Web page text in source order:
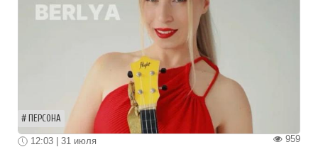
ПЕРСОНА
959
12:03 | 31 июля